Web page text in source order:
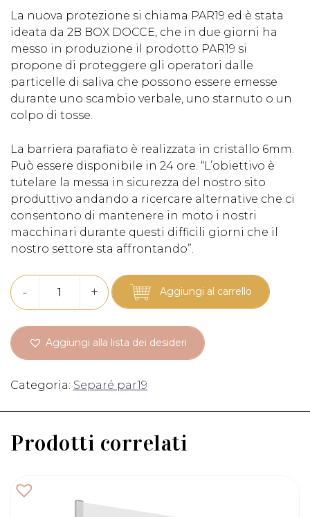
La nuova protezione si chiama PAR19 ed è stata
ideata da 2B BOX DOCCE, che in due giorni ha
messo in produzione il prodotto PAR19 si
propone di proteggere gli operatori dalle
particelle di saliva che possono essere emesse
durante uno scambio verbale, uno starnuto o un
colpo di tosse.
La barriera parafiato è realizzata in cristallo 6mm.
Può essere disponibile in 24 ore. “L’obiettivo è
tutelare la messa in sicurezza del nostro sito
produttivo andando a ricercare alternative che ci
consentono di mantenere in moto i nostri
macchinari durante questi difficili giorni che il
nostro settore sta affrontando”.
parafiato
+
- Aggiungi al carrello
Aggiungi alla lista dei desideri
Categoria: Separé par19
Prodotti correlati